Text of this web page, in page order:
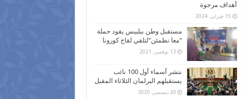
أهداف مرجوة
15 فبراير، 2024
مستقبل وطن ببلبيس يقود حملة
“معا نطمئن”لتلقي لقاح كورونا
13 نوفمبر، 2021
ننشر أسماء أول 100 نائب
يستقبلهم البرلمان الثلاثاء المقبل
20 ديسمبر، 2020